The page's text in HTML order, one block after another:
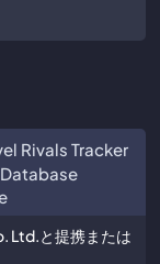
Rivals Tracker
Ltd.と提携または